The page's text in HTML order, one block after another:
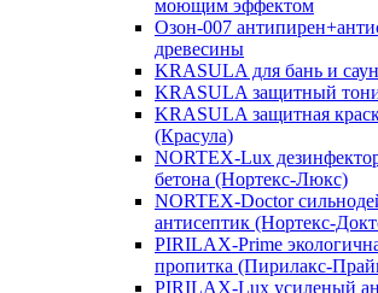
моющим эффектом
Озон-007
древесины
KRASULA для бань и саун
KRASULA защитный
KRASULA защитная
(Красула)
NORTEX-Lux
бетона (Нортекс-Люкс)
NORTEX-Doctor
антисептик (Нортекс-
PIRILAX-Prime
пропитка (Пирилакс-
PIRILAX-Lux усиленый